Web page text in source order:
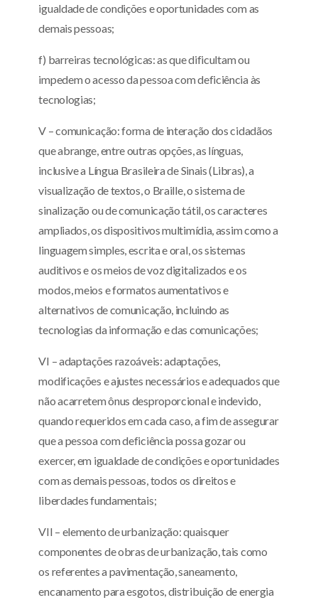
igualdade de condições e oportunidades com as
demais pessoas;
f) barreiras tecnológicas: as que dificultam ou
impedem o acesso da pessoa com deficiência às
tecnologias;
V – comunicação: forma de interação dos cidadãos
que abrange, entre outras opções, as línguas,
inclusive a Língua Brasileira de Sinais (Libras), a
visualização de textos, o Braille, o sistema de
sinalização ou de comunicação tátil, os caracteres
ampliados, os dispositivos multimídia, assim como a
linguagem simples, escrita e oral, os sistemas
auditivos e os meios de voz digitalizados e os
modos, meios e formatos aumentativos e
alternativos de comunicação, incluindo as
tecnologias da informação e das comunicações;
VI – adaptações razoáveis: adaptações,
modificações e ajustes necessários e adequados que
não acarretem ônus desproporcional e indevido,
quando requeridos em cada caso, a fim de assegurar
que a pessoa com deficiência possa gozar ou
exercer, em igualdade de condições e oportunidades
com as demais pessoas, todos os direitos e
liberdades fundamentais;
VII – elemento de urbanização: quaisquer
componentes de obras de urbanização, tais como
os referentes a pavimentação, saneamento,
encanamento para esgotos, distribuição de energia